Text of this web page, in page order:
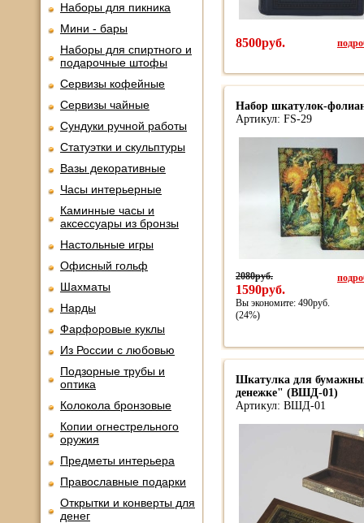
Наборы для пикника
Мини - бары
Наборы для спиртного и
подарочные штофы
Сервизы кофейные
Сервизы чайные
Сундуки ручной работы
Статуэтки и скульптуры
Вазы декоративные
Часы интерьерные
Каминные часы и
аксессуары из бронзы
Настольные игры
Офисный гольф
Шахматы
Нарды
Фарфоровые куклы
Из России с любовью
Подзорные трубы и
оптика
Колокола бронзовые
Копии огнестрельного
оружия
Предметы интерьера
Православные подарки
Открытки и конверты для
денег
8500руб.
Набор шкатулок-
Артикул: FS-29
2080руб.
1590руб.
Вы экономите: 490руб.
(24%)
Шкатулка для
денежке" (ВШД-01)
Артикул: ВШД-01